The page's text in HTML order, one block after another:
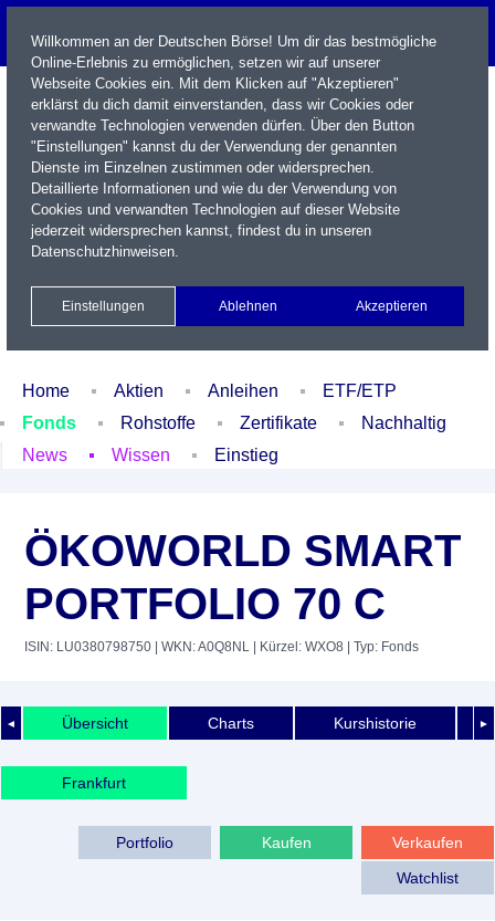
Name / WKN / ISIN / Kürzel
Xetra Realtime
Watchlist Portfolio Login
Home Aktien Anleihen
ETF/ETP
Fonds
Rohstoffe Zertifikate
Nachhaltig
News
Wissen Einstieg
ÖKOWORLD SMART
PORTFOLIO 70 C
ISIN: LU0380798750 | WKN: A0Q8NL | Kürzel: WXO8 | Typ: Fonds
◄ ►
Übersicht Charts Kurshistorie
Frankfurt
Verkaufen
Kaufen
Portfolio
Watchlist
Willkommen an der Deutschen Börse! Um dir das bestmögliche
Online-Erlebnis zu ermöglichen, setzen wir auf unserer
Webseite Cookies ein. Mit dem Klicken auf "Akzeptieren"
erklärst du dich damit einverstanden, dass wir Cookies oder
verwandte Technologien verwenden dürfen. Über den Button
"Einstellungen" kannst du der Verwendung der genannten
Dienste im Einzelnen zustimmen oder widersprechen.
Detaillierte Informationen und wie du der Verwendung von
Cookies und verwandten Technologien auf dieser Website
jederzeit widersprechen kannst, findest du in unseren
Datenschutzhinweisen.
Einstellungen Ablehnen Akzeptieren